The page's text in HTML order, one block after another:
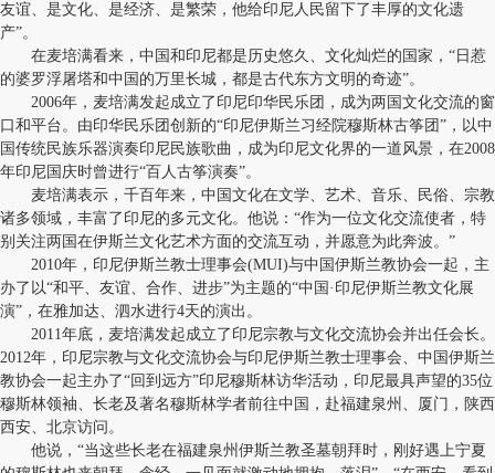
友谊、是文化、是经济、是繁荣，他给印尼人民留下了丰厚的文化遗
产”。
在麦培满看来，中国和印尼都是历史悠久、文化灿烂的国家，“日惹
的婆罗浮屠塔和中国的万里长城，都是古代东方文明的奇迹”。
2006年，麦培满发起成立了印尼印华民乐团，成为两国文化交流的窗
口和平台。由印华民乐团创新的“印尼伊斯兰习经院穆斯林古筝团”，以中
国传统民族乐器演奏印尼民族歌曲，成为印尼文化界的一道风景，在2008
年印尼国庆时曾进行“百人古筝演奏”。
麦培满表示，千百年来，中国文化在文学、艺术、音乐、民俗、宗教
诸多领域，丰富了印尼的多元文化。他说：“作为一位文化交流使者，特
别关注两国在伊斯兰文化艺术方面的交流互动，并愿意为此奔波。”
2010年，印尼伊斯兰教士理事会(MUI)与中国伊斯兰教协会一起，主
办了以“和平、友谊、合作、进步”为主题的“中国·印尼伊斯兰教文化展
演”，在雅加达、泗水进行4天的演出。
2011年底，麦培满发起成立了印尼宗教与文化交流协会并出任会长。
2012年，印尼宗教与文化交流协会与印尼伊斯兰教士理事会、中国伊斯兰
教协会一起主办了“回到远方”印尼穆斯林访华活动，印尼最具声望的35位
穆斯林领袖、长老及著名穆斯林学者前往中国，赴福建泉州、厦门，陕西
西安、北京访问。
他说，“当这些长老在福建泉州伊斯兰教圣墓朝拜时，刚好遇上宁夏